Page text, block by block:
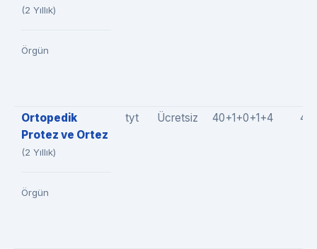
(2 Yıllık)
Örgün
Ortopedik
Protez ve Ortez
(2 Yıllık)
Örgün
tyt Ücretsiz 40+1+0+1+4